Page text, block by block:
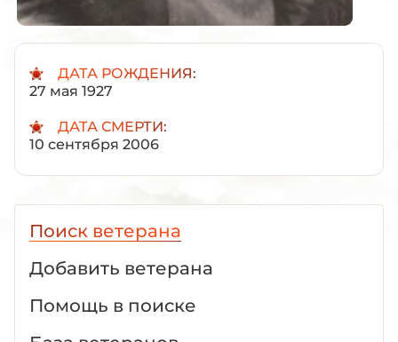
ДАТА РОЖДЕНИЯ:
27 мая 1927
ДАТА СМЕРТИ:
10 сентября 2006
Поиск ветерана
Добавить ветерана
Помощь в поиске